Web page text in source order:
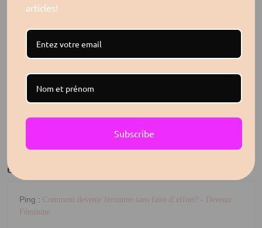
Les strategies feminines pour reussir en 2025
Qu’est ce que la féminité?
Journal de Féminité 2026 (Format Papier)
Journal de Féminité 2026 (Ebook)
1 thought on “Choisissez vos
combats pour cultiver votre
énergie féminine”
Ping : Comment devenir féminine sans faire d’effort? - Devenir
Féminine
articles!
Subscribe